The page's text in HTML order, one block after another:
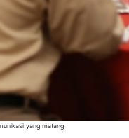
yang matang